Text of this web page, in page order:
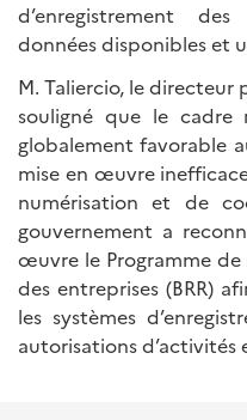
d’enregistrement
données disponibles et
M. Taliercio, le directeur
souligné que le cadre
globalement favorable
mise en œuvre
numérisation et de
gouvernement a
œuvre le Programme
des entreprises (BRR)
les systèmes
autorisations d’activités